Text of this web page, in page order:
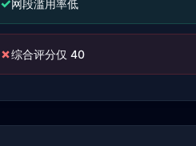
✓网段滥用率低
✗综合评分仅 40